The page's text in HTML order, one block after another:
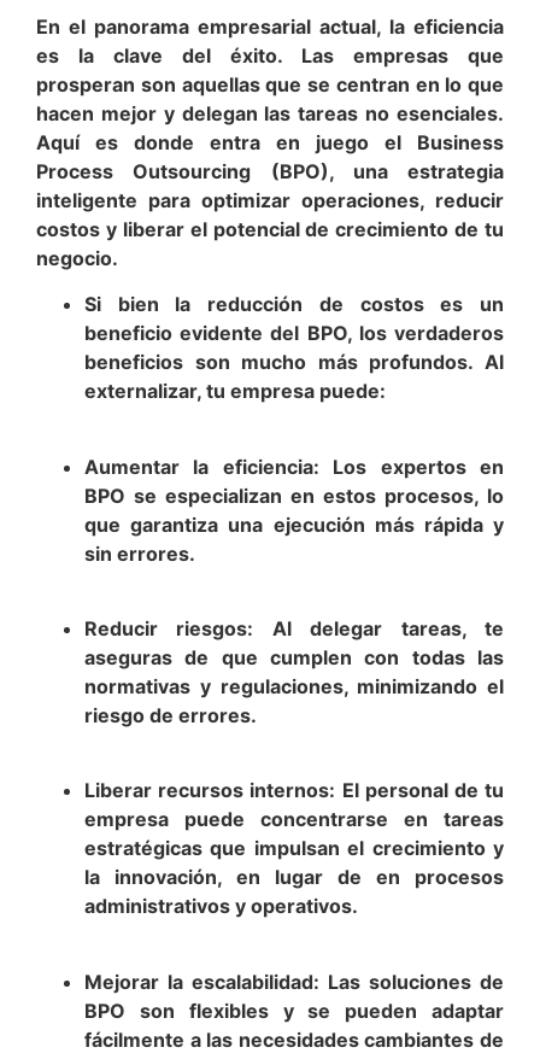
En el panorama empresarial actual, la eficiencia
es la clave del éxito. Las empresas que
prosperan son aquellas que se centran en lo que
hacen mejor y delegan las tareas no esenciales.
Aquí es donde entra en juego el Business
Process Outsourcing (BPO), una estrategia
inteligente para optimizar operaciones, reducir
costos y liberar el potencial de crecimiento de tu
negocio.
Si bien la reducción de costos es un
beneficio evidente del BPO, los verdaderos
beneficios son mucho más profundos. Al
externalizar, tu empresa puede:
Aumentar la eficiencia: Los expertos en
BPO se especializan en estos procesos, lo
que garantiza una ejecución más rápida y
sin errores.
Reducir riesgos: Al delegar tareas, te
aseguras de que cumplen con todas las
normativas y regulaciones, minimizando el
riesgo de errores.
Liberar recursos internos: El personal de tu
empresa puede concentrarse en tareas
estratégicas que impulsan el crecimiento y
la innovación, en lugar de en procesos
administrativos y operativos.
Mejorar la escalabilidad: Las soluciones de
BPO son flexibles y se pueden adaptar
fácilmente a las necesidades cambiantes de